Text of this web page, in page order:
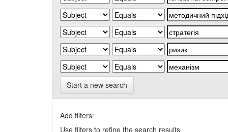
Start a new search
Add filters:
Use filters to refine the search results.